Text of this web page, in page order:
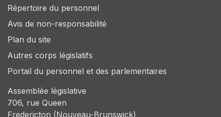
Répertoire du personnel
Avis de non-responsabilité
Plan du site
Autres corps législatifs
Portail du personnel et des parlementaires
Assemblée législative
706, rue Queen
Fredericton (Nouveau-Brunswick)